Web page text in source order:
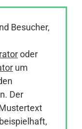
Besucher,
oder
um
Der